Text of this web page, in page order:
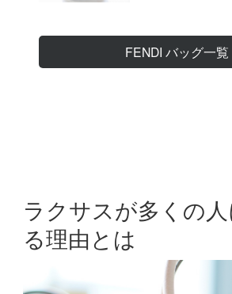
FENDI バッグ一覧
ラクサスが多くの
る理由とは